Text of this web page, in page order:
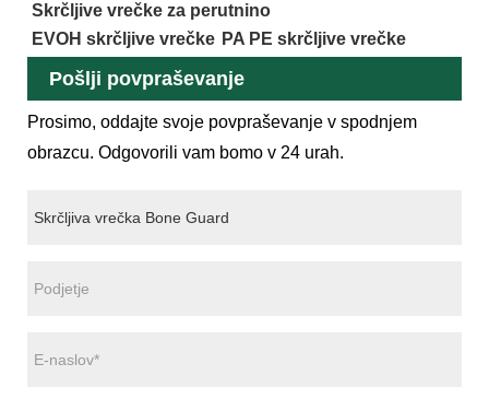
Skrčljive vrečke za perutnino
EVOH skrčljive vrečke PA PE skrčljive vrečke
Pošlji povpraševanje
Prosimo, oddajte svoje povpraševanje v spodnjem
obrazcu. Odgovorili vam bomo v 24 urah.